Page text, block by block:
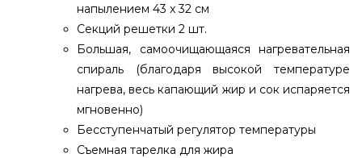
напылением 43 x 32 см
Секций решетки 2 шт.
Большая, самоочищающаяся нагревательная
спираль (благодаря высокой температуре
нагрева, весь капающий жир и сок испаряется
мгновенно)
Бесступенчатый регулятор температуры
Съемная тарелка для жира